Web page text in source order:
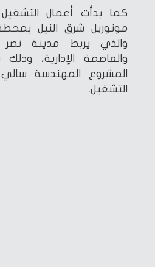
كما بدأت أعمال
مونوريل شرق النيل
والذي يربط مدينة
والعاصمة الإدارية،
المشروع المهندسة سالي
التشغيل.